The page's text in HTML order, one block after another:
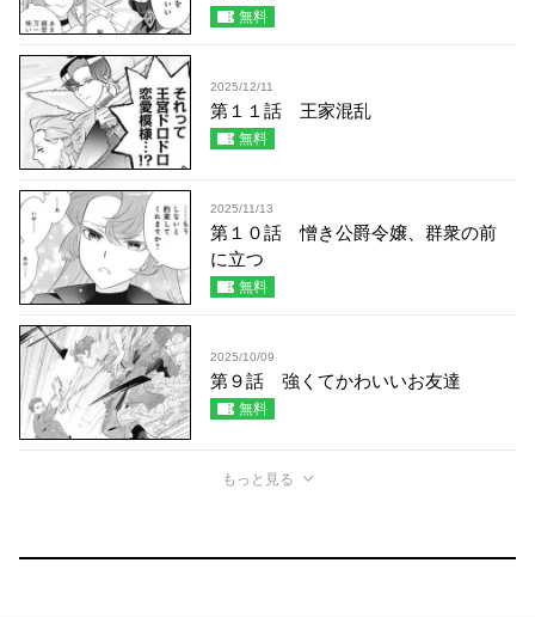
無料
2025/12/11
第１１話 王家混乱
無料
2025/11/13
第１０話 憎き公爵令嬢、群衆の前
に立つ
無料
2025/10/09
第９話 強くてかわいいお友達
無料
もっと見る